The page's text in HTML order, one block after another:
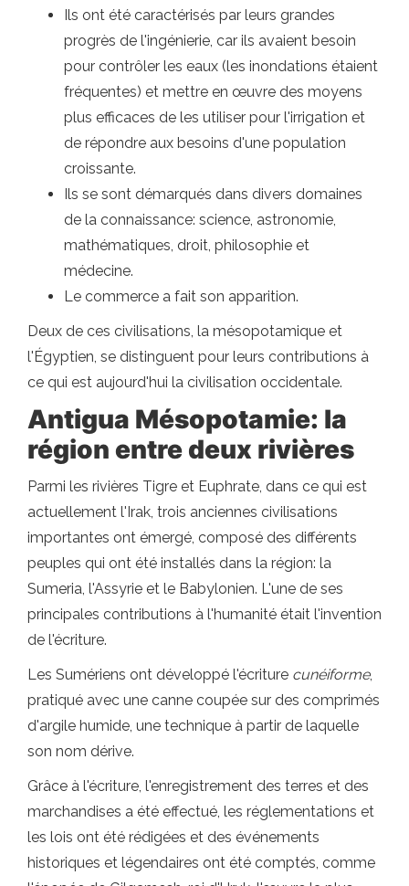
Ils ont été caractérisés par leurs grandes
progrès de l'ingénierie, car ils avaient besoin
pour contrôler les eaux (les inondations étaient
fréquentes) et mettre en œuvre des moyens
plus efficaces de les utiliser pour l'irrigation et
de répondre aux besoins d'une population
croissante.
Ils se sont démarqués dans divers domaines
de la connaissance: science, astronomie,
mathématiques, droit, philosophie et
médecine.
Le commerce a fait son apparition.
Deux de ces civilisations, la mésopotamique et
l'Égyptien, se distinguent pour leurs contributions à
ce qui est aujourd'hui la civilisation occidentale.
Antigua Mésopotamie: la
région entre deux rivières
Parmi les rivières Tigre et Euphrate, dans ce qui est
actuellement l'Irak, trois anciennes civilisations
importantes ont émergé, composé des différents
peuples qui ont été installés dans la région: la
Sumeria, l'Assyrie et le Babylonien. L'une de ses
principales contributions à l'humanité était l'invention
de l'écriture.
Les Sumériens ont développé l'écriture cunéiforme,
pratiqué avec une canne coupée sur des comprimés
d'argile humide, une technique à partir de laquelle
son nom dérive.
Grâce à l'écriture, l'enregistrement des terres et des
marchandises a été effectué, les réglementations et
les lois ont été rédigées et des événements
historiques et légendaires ont été comptés, comme